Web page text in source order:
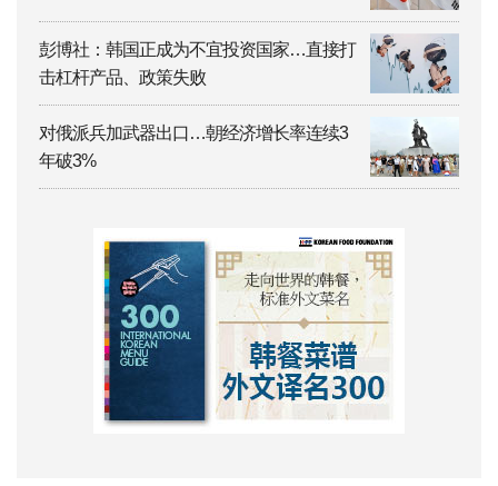
彭博社：韩国正成为不宜投资国家…直接打
击杠杆产品、政策失败
对俄派兵加武器出口…朝经济增长率连续3
年破3%